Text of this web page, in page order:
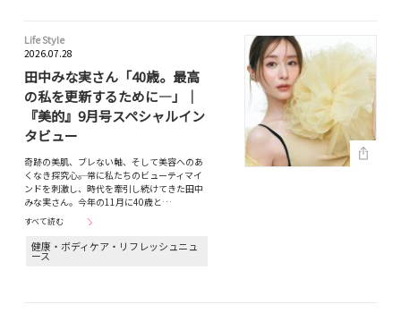
Life Style
2026.07.28
田中みな実さん「40歳。最高
の私を更新するために―」｜
『美的』9月号スペシャルイン
タビュー
奇跡の美肌、ブレない軸、そして美容へのあ
くなき探究心――。常に私たちのビューティマイ
ンドを刺激し、時代を牽引し続けてきた田中
みな実さん。今年の11月に40歳と…
すべて読む
健康・ボディケア・リフレッシュニュ
ース